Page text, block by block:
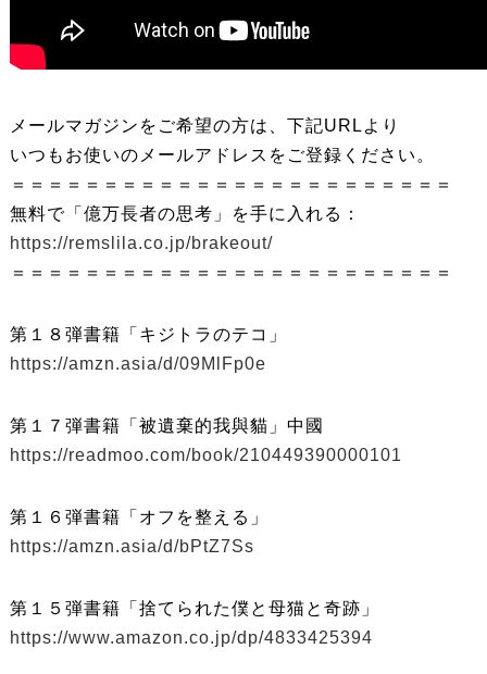
メールマガジンをご希望の方は、下記URLより
いつもお使いのメールアドレスをご登録ください。
＝＝＝＝＝＝＝＝＝＝＝＝＝＝＝＝＝＝＝＝＝＝＝＝
無料で「億万長者の思考」を手に入れる：
https://remslila.co.jp/brakeout/
＝＝＝＝＝＝＝＝＝＝＝＝＝＝＝＝＝＝＝＝＝＝＝＝
第１８弾書籍「キジトラのテコ」
https://amzn.asia/d/09MlFp0e
第１７弾書籍「被遺棄的我與貓」中國
https://readmoo.com/book/210449390000101
第１６弾書籍「オフを整える」
https://amzn.asia/d/bPtZ7Ss
第１５弾書籍「捨てられた僕と母猫と奇跡」
https://www.amazon.co.jp/dp/4833425394